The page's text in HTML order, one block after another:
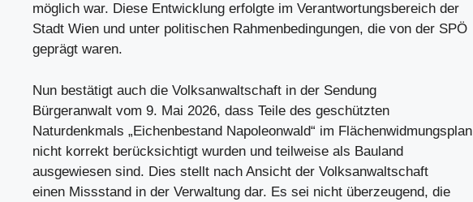
möglich war. Diese Entwicklung erfolgte im Verantwortungsbereich der
Stadt Wien und unter politischen Rahmenbedingungen, die von der SPÖ
geprägt waren.
Nun bestätigt auch die Volksanwaltschaft in der Sendung
Bürgeranwalt vom 9. Mai 2026, dass Teile des geschützten
Naturdenkmals „Eichenbestand Napoleonwald“ im Flächenwidmungsplan
nicht korrekt berücksichtigt wurden und teilweise als Bauland
ausgewiesen sind. Dies stellt nach Ansicht der Volksanwaltschaft
einen Missstand in der Verwaltung dar. Es sei nicht überzeugend, die